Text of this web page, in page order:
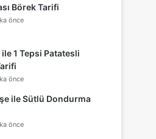
Börek Tarifi
önce
1 Tepsi Patatesli
önce
ile Sütlü Dondurma
önce